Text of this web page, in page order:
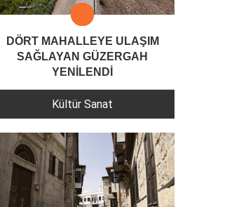
DÖRT MAHALLEYE ULAŞIM
SAĞLAYAN GÜZERGAH
YENİLENDİ
Kültür Sanat